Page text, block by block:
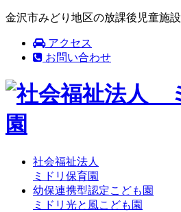
金沢市みどり地区の放課後児童施設
アクセス
お問い合わせ
社会福祉法人
ミドリ保育園
幼保連携型認定こども園
ミドリ光と風こども園